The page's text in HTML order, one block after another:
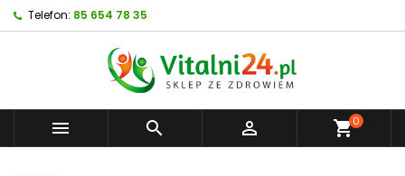
Telefon: 85 654 78 35
   shopping_cart0